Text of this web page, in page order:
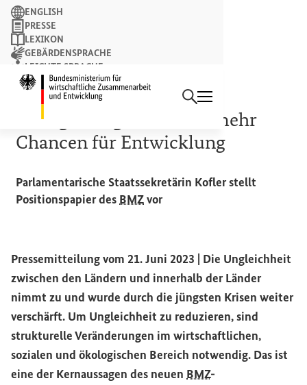
Suchbegriff
Suchen
ENGLISH
PRESSE
LEXIKON
GEBÄRDENSPRACHE
LEICHTE SPRACHE
NEWSLETTER
DIALOGVERANSTALTUNG
Weniger Ungleichheit = mehr
Chancen für Entwicklung
Parlamentarische Staatssekretärin Kofler stellt
Positionspapier des BMZvor
Pressemitteilung vom 21. Juni 2023 | Die Ungleichheit
zwischen den Ländern und innerhalb der Länder
nimmt zu und wurde durch die jüngsten Krisen weiter
verschärft. Um Ungleichheit zu reduzieren, sind
strukturelle Veränderungen im wirtschaftlichen,
sozialen und ökologischen Bereich notwendig. Das ist
eine der Kernaussagen des neuen BMZ-